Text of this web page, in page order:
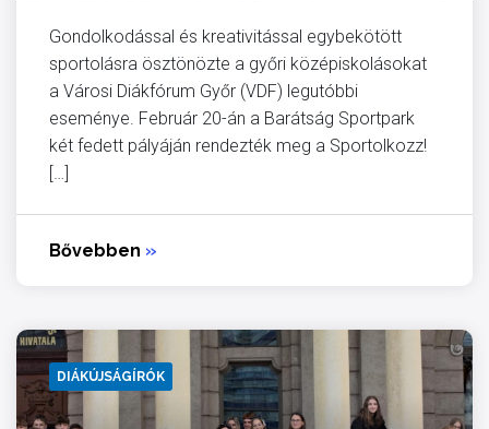
Gondolkodással és kreativitással egybekötött
sportolásra ösztönözte a győri középiskolásokat
a Városi Diákfórum Győr (VDF) legutóbbi
eseménye. Február 20-án a Barátság Sportpark
két fedett pályáján rendezték meg a Sportolkozz!
[…]
Bővebben »
DIÁKÚJSÁGÍRÓK